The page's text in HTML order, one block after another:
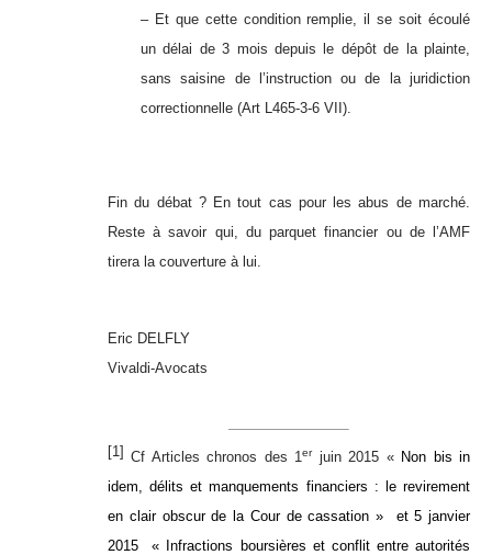
– Et que cette condition remplie, il se soit écoulé
un délai de 3 mois depuis le dépôt de la plainte,
sans saisine de l’instruction ou de la juridiction
correctionnelle (Art L465-3-6 VII).
Fin du débat ? En tout cas pour les abus de marché.
Reste à savoir qui, du parquet financier ou de l’AMF
tirera la couverture à lui.
Eric DELFLY
Vivaldi-Avocats
[1] Cf Articles chronos des 1erjuin 2015 « Non bis in
idem, délits et manquements financiers : le revirement
en clair obscur de la Cour de cassation »
et 5 janvier
2015« Infractions boursières et conflit entre autorités